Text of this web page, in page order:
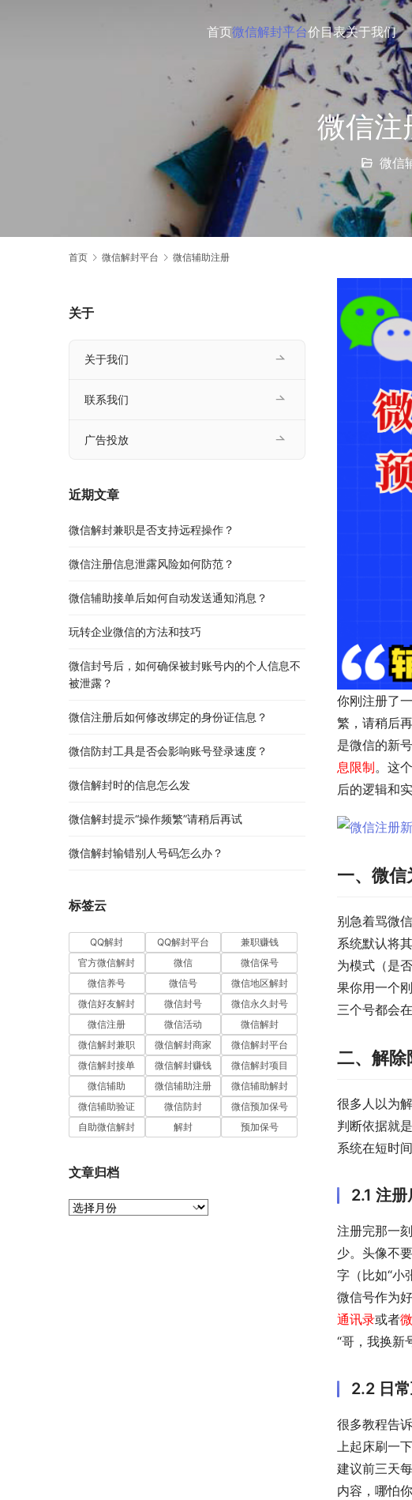
首页微信解封平台价目表关于我们
微信注
微信
首页 微信解封平台 微信辅助注册
你刚注册了
繁，请稍后
是微信的新
息限制。这
后的逻辑和
一、微信
别急着骂微
系统默认将
为模式（是
果你用一个
三个号都会
二、解除
很多人以为
判断依据就
系统在短时
2.1 注
注册完那一
少。头像不
字（比如“小
微信号作为
通讯录或者
“哥，我换新
2.2 日
很多教程告
上起床刷一
建议前三天
内容，哪怕
关于
关于我们
联系我们
广告投放
近期文章
微信解封兼职是否支持远程操作？
微信注册信息泄露风险如何防范？
微信辅助接单后如何自动发送通知消息？
玩转企业微信的方法和技巧
微信封号后，如何确保被封账号内的个人信息不
被泄露？
微信注册后如何修改绑定的身份证信息？
微信防封工具是否会影响账号登录速度？
微信解封时的信息怎么发
微信解封提示“操作频繁”请稍后再试
微信解封输错别人号码怎么办？
标签云
QQ解封 QQ解封平台
兼职赚钱
官方微信解封
微信
微信保号
微信养号
微信号
微信地区解封
微信好友解封
微信封号
微信永久封号
微信注册
微信活动
微信解封
微信解封兼职
微信解封商家
微信解封平台
微信解封接单
微信解封赚钱
微信解封项目
微信辅助
微信辅助注册
微信辅助解封
微信辅助验证
微信防封
微信预加保号
自助微信解封
解封 预加保号
文章归档
文